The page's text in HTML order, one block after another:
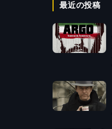
最近の投稿